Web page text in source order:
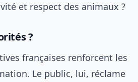
et respect des animaux ?
?
françaises renforcent les
Le public, lui, réclame